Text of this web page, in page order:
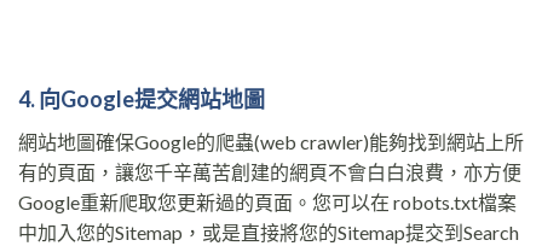
4. 向Google提交網站地圖
網站地圖確保Google的爬蟲(web crawler)能夠找到網站上所
有的頁面，讓您千辛萬苦創建的網頁不會白白浪費，亦方便
Google重新爬取您更新過的頁面。您可以在 robots.txt檔案
中加入您的Sitemap，或是直接將您的Sitemap提交到Search